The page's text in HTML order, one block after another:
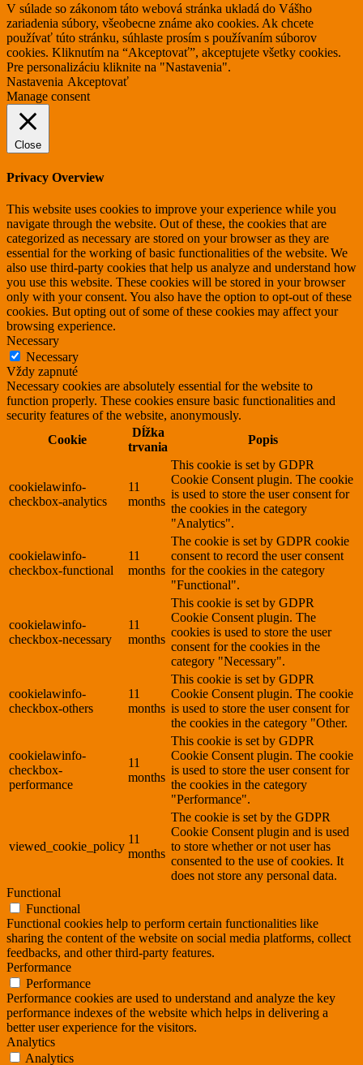
V súlade so zákonom táto webová stránka ukladá do Vášho
zariadenia súbory, všeobecne známe ako cookies. Ak chcete
používať túto stránku, súhlaste prosím s používaním súborov
cookies. Kliknutím na “Akceptovať”, akceptujete všetky cookies.
Pre personalizáciu kliknite na "Nastavenia".
Nastavenia Akceptovať
Manage consent
Close
Privacy Overview
This website uses cookies to improve your experience while you
navigate through the website. Out of these, the cookies that are
categorized as necessary are stored on your browser as they are
essential for the working of basic functionalities of the website. We
also use third-party cookies that help us analyze and understand how
you use this website. These cookies will be stored in your browser
only with your consent. You also have the option to opt-out of these
cookies. But opting out of some of these cookies may affect your
browsing experience.
Necessary
Necessary
Vždy zapnuté
Necessary cookies are absolutely essential for the website to
function properly. These cookies ensure basic functionalities and
security features of the website, anonymously.
Cookie
Dĺžka
trvania
Popis
cookielawinfo-
checkbox-analytics
11
months
This cookie is set by GDPR
Cookie Consent plugin. The cookie
is used to store the user consent for
the cookies in the category
"Analytics".
cookielawinfo-
checkbox-functional
11
months
The cookie is set by GDPR cookie
consent to record the user consent
for the cookies in the category
"Functional".
cookielawinfo-
checkbox-necessary
11
months
This cookie is set by GDPR
Cookie Consent plugin. The
cookies is used to store the user
consent for the cookies in the
category "Necessary".
cookielawinfo-
checkbox-others
11
months
This cookie is set by GDPR
Cookie Consent plugin. The cookie
is used to store the user consent for
the cookies in the category "Other.
cookielawinfo-
checkbox-
performance
11
months
This cookie is set by GDPR
Cookie Consent plugin. The cookie
is used to store the user consent for
the cookies in the category
"Performance".
viewed_cookie_policy
11
months
The cookie is set by the GDPR
Cookie Consent plugin and is used
to store whether or not user has
consented to the use of cookies. It
does not store any personal data.
Functional
Functional
Functional cookies help to perform certain functionalities like
sharing the content of the website on social media platforms, collect
feedbacks, and other third-party features.
Performance
Performance
Performance cookies are used to understand and analyze the key
performance indexes of the website which helps in delivering a
better user experience for the visitors.
Analytics
Analytics